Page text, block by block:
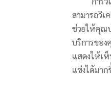
สามารถวิ
ช่วยให้คุณ
บริการขอ
แสดงให้เ
แข่งได้มา